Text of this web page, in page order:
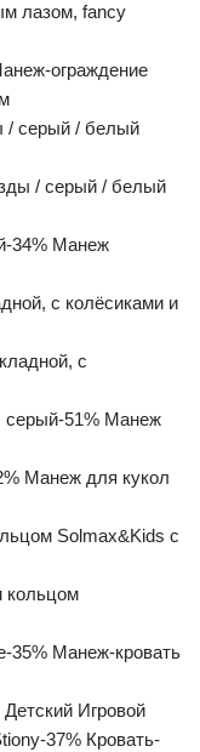
лазом, fancy
ограждение
/ серый / белый
-34% Манеж
с
-51% Манеж
Манеж для кукол
кольцом
-35% Манеж-кровать
Игровой
-37% Кровать-